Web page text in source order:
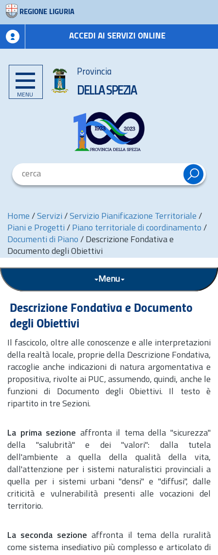
REGIONE LIGURIA
ACCEDI AI SERVIZI ONLINE
MENU
Provincia
DELLA SPEZIA
Home / Servizi / Servizio Pianificazione Territoriale /
Piani e Progetti / Piano territoriale di coordinamento /
Documenti di Piano / Descrizione Fondativa e
Documento degli Obiettivi
Menu
Descrizione Fondativa e Documento
degli Obiettivi
Il fascicolo, oltre alle conoscenze e alle interpretazioni
della realtà locale, proprie della Descrizione Fondativa,
raccoglie anche indicazioni di natura argomentativa e
propositiva, rivolte ai PUC, assumendo, quindi, anche le
funzioni di Documento degli Obiettivi. Il testo è
ripartito in tre Sezioni.
La prima sezione affronta il tema della "sicurezza"
della "salubrità" e dei "valori": dalla tutela
dell'ambiente a quella della qualità della vita,
dall'attenzione per i sistemi naturalistici provinciali a
quella per i sistemi urbani "densi" e "diffusi", dalle
criticità e vulnerabilità presenti alle vocazioni del
territorio.
La seconda sezione affronta il tema della ruralità
come sistema insediativo più complesso e articolato di